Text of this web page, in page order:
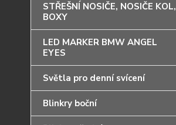
STŘEŠNÍ NOSIČE, NOSIČE KOL,
BOXY
LED MARKER BMW ANGEL
EYES
Světla pro denní svícení
Blinkry boční